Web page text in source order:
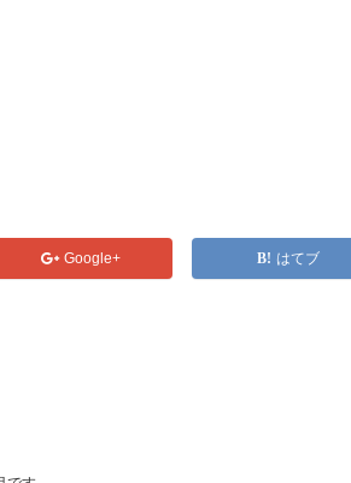
Google+ はてブ